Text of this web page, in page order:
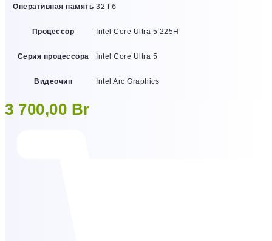
Оперативная память 32 Гб
Процессор Intel Core Ultra 5 225H
Серия процессора Intel Core Ultra 5
Видеочип Intel Arc Graphics
3 700,00 Br